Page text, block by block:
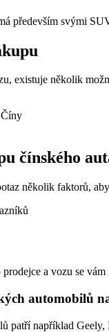
především svými
existuje několik
Číny
čínského
několik faktorů,
a vozu se
automobilů
patří například